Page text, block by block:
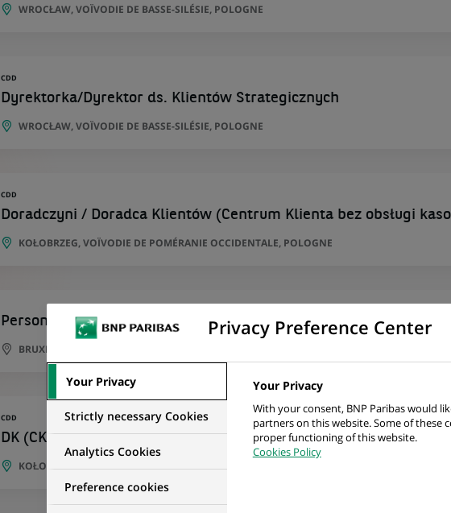
WROCŁAW, VOÏVODIE DE BASSE-SILÉSIE, POLOGNE
CDD
Dyrektorka/Dyrektor ds. Klientów Strategicznych
WROCŁAW, VOÏVODIE DE BASSE-SILÉSIE, POLOGNE
CDD
Doradczyni / Doradca Klientów (Centrum Klienta bez obsługi
KOŁOBRZEG, VOÏVODIE DE POMÉRANIE OCCIDENTALE, POLOGNE
Personal Banker Liberal Professions - Brussel-Oost
BRUXELLES, BRUXELLES, BELGIQUE
CDD
DK (CK kasowy) Koszalin/Kołobrzeg
KOŁOBRZEG, VOÏVODIE DE POMÉRANIE OCCIDENTALE, POLOGNE
Privacy Preference Center
Your Privacy
Strictly necessary Cookies
Analytics Cookies
Preference cookies
Your Privacy
With your consent, BNP Paribas would
partners on this website. Some of these
proper functioning of this website.
Cookies Policy